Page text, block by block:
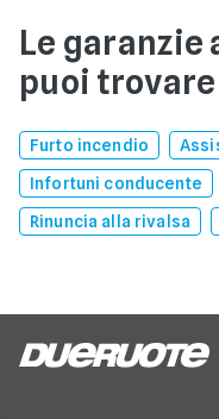
Le garanzie
puoi
Furto incendio
Infortuni conducente
Rinuncia alla rivalsa